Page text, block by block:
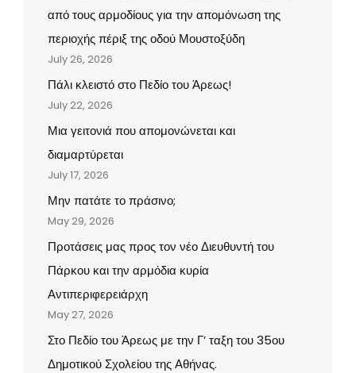
από τους αρμοδίους για την απομόνωση της
περιοχής πέριξ της οδού Μουστοξύδη
July 26, 2026
Πάλι κλειστό στο Πεδίο του Άρεως!
July 22, 2026
Μια γειτονιά που απομονώνεται και
διαμαρτύρεται
July 17, 2026
Μην πατάτε το πράσινο;
May 29, 2026
Προτάσεις μας προς τον νέο Διευθυντή του
Πάρκου και την αρμόδια κυρία
Αντιπεριφερειάρχη
May 27, 2026
Στο Πεδίο του Άρεως με την Γ’ ταξη του 35ου
Δημοτικού Σχολείου της Αθήνας.